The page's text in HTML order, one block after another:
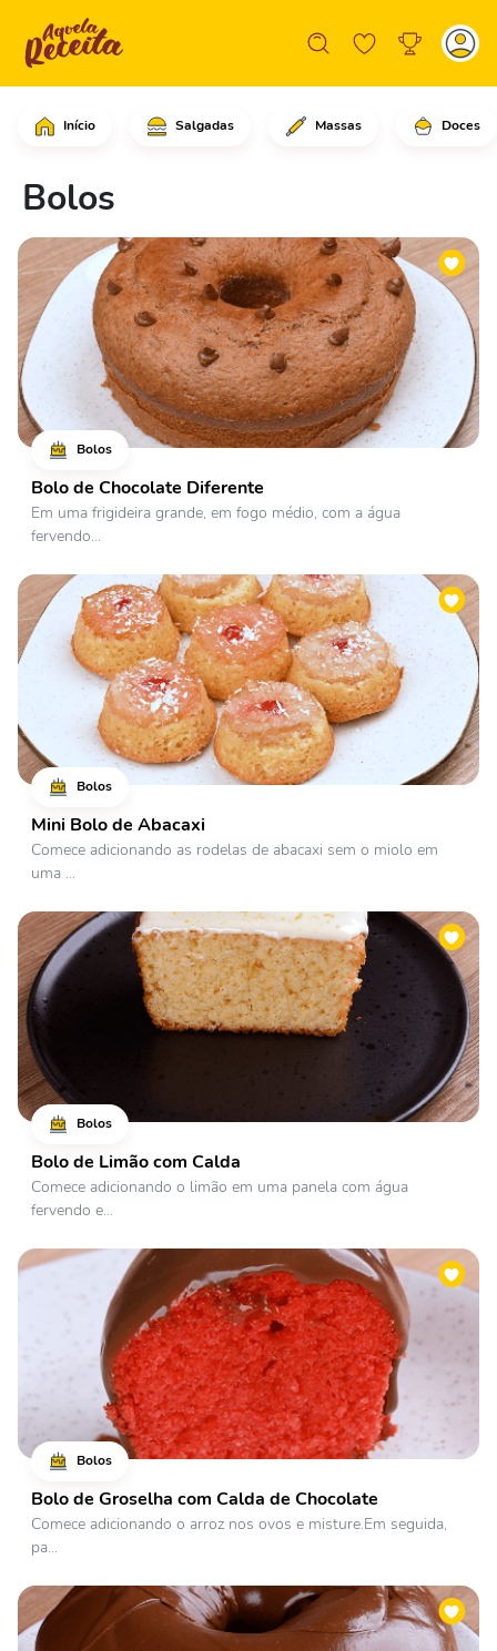
Início Salgadas Massas Doces
Bolos
Bolos
Bolo de Chocolate Diferente
Em uma frigideira grande, em fogo médio, com a água
fervendo...
Bolos
Mini Bolo de Abacaxi
Comece adicionando as rodelas de abacaxi sem o miolo em
uma ...
Bolos
Bolo de Limão com Calda
Comece adicionando o limão em uma panela com água
fervendo e...
Bolos
Bolo de Groselha com Calda de Chocolate
Comece adicionando o arroz nos ovos e misture.Em seguida,
pa...